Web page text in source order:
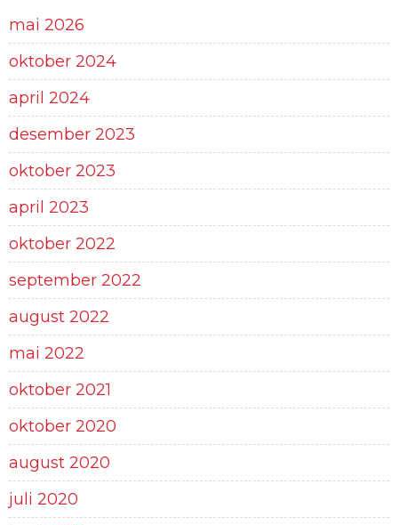
mai 2026
oktober 2024
april 2024
desember 2023
oktober 2023
april 2023
oktober 2022
september 2022
august 2022
mai 2022
oktober 2021
oktober 2020
august 2020
juli 2020